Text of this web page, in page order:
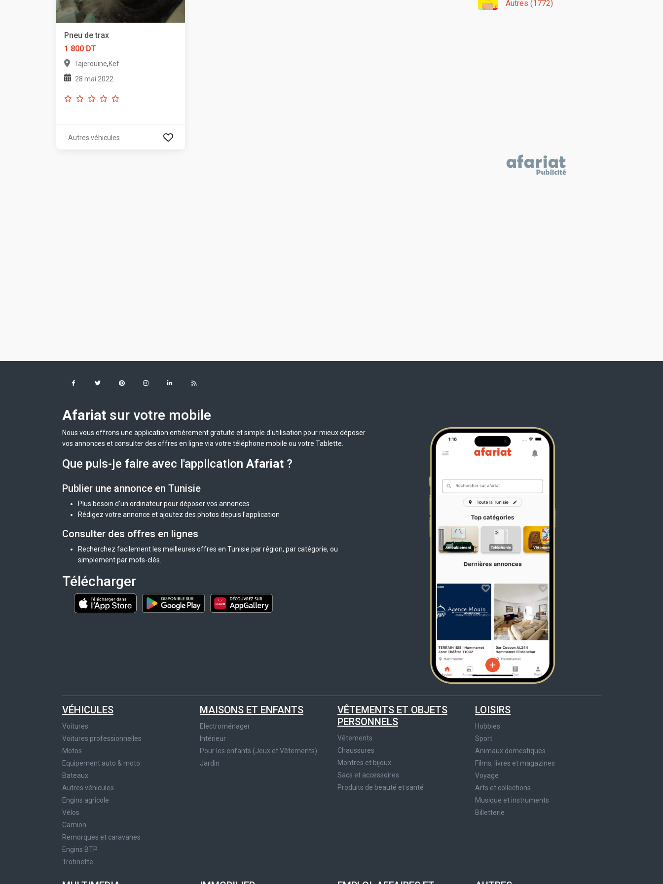
Pneu de trax
1 800 DT
Tajerouine,Kef
28 mai 2022
Autres véhicules
Autres (1772)
Afariat sur votre mobile
Nous vous offrons une application entièrement gratuite et simple d'utilisation pour mieux déposer
vos annonces et consulter des offres en ligne via votre téléphone mobile ou votre Tablette.
Que puis-je faire avec l'application Afariat ?
Publier une annonce en Tunisie
Plus besoin d'un ordinateur pour déposer vos annonces
Rédigez votre annonce et ajoutez des photos depuis l'application
Consulter des offres en lignes
Recherchez facilement les meilleures offres en Tunisie par région, par catégorie, ou
simplement par mots-clés.
Télécharger
VÉHICULES
Voitures
Voitures professionnelles
Motos
Equipement auto & moto
Bateaux
Autres véhicules
Engins agricole
Vélos
Camion
Remorques et caravanes
Engins BTP
Trotinette
MAISONS ET ENFANTS
Electroménager
Intérieur
Pour les enfants (Jeux et Vêtements)
Jardin
VÊTEMENTS ET OBJETS
PERSONNELS
Vêtements
Chaussures
Montres et bijoux
Sacs et accessoires
Produits de beauté et santé
LOISIRS
Hobbies
Sport
Animaux domestiques
Films, livres et magazines
Voyage
Arts et collections
Musique et instruments
Billetterie